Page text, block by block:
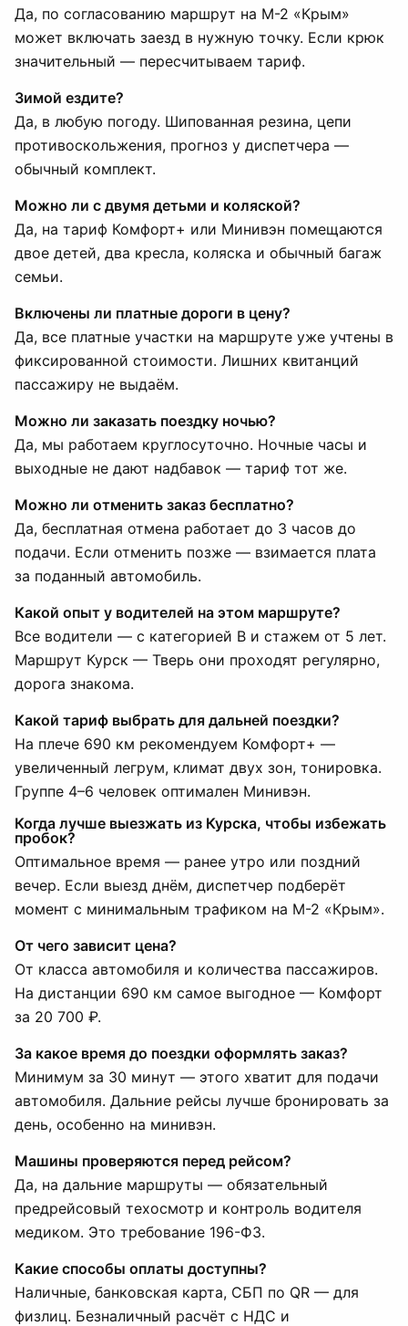
Да, по согласованию маршрут на М-2 «Крым»
может включать заезд в нужную точку. Если крюк
значительный — пересчитываем тариф.
Зимой ездите?
Да, в любую погоду. Шипованная резина, цепи
противоскольжения, прогноз у диспетчера —
обычный комплект.
Можно ли с двумя детьми и коляской?
Да, на тариф Комфорт+ или Минивэн помещаются
двое детей, два кресла, коляска и обычный багаж
семьи.
Включены ли платные дороги в цену?
Да, все платные участки на маршруте уже учтены в
фиксированной стоимости. Лишних квитанций
пассажиру не выдаём.
Можно ли заказать поездку ночью?
Да, мы работаем круглосуточно. Ночные часы и
выходные не дают надбавок — тариф тот же.
Можно ли отменить заказ бесплатно?
Да, бесплатная отмена работает до 3 часов до
подачи. Если отменить позже — взимается плата
за поданный автомобиль.
Какой опыт у водителей на этом маршруте?
Все водители — с категорией B и стажем от 5 лет.
Маршрут Курск — Тверь они проходят регулярно,
дорога знакома.
Какой тариф выбрать для дальней поездки?
На плече 690 км рекомендуем Комфорт+ —
увеличенный легрум, климат двух зон, тонировка.
Группе 4–6 человек оптимален Минивэн.
Когда лучше выезжать из Курска, чтобы избежать
пробок?
Оптимальное время — ранее утро или поздний
вечер. Если выезд днём, диспетчер подберёт
момент с минимальным трафиком на М-2 «Крым».
От чего зависит цена?
От класса автомобиля и количества пассажиров.
На дистанции 690 км самое выгодное — Комфорт
за 20 700 ₽.
За какое время до поездки оформлять заказ?
Минимум за 30 минут — этого хватит для подачи
автомобиля. Дальние рейсы лучше бронировать за
день, особенно на минивэн.
Машины проверяются перед рейсом?
Да, на дальние маршруты — обязательный
предрейсовый техосмотр и контроль водителя
медиком. Это требование 196-ФЗ.
Какие способы оплаты доступны?
Наличные, банковская карта, СБП по QR — для
физлиц. Безналичный расчёт с НДС и